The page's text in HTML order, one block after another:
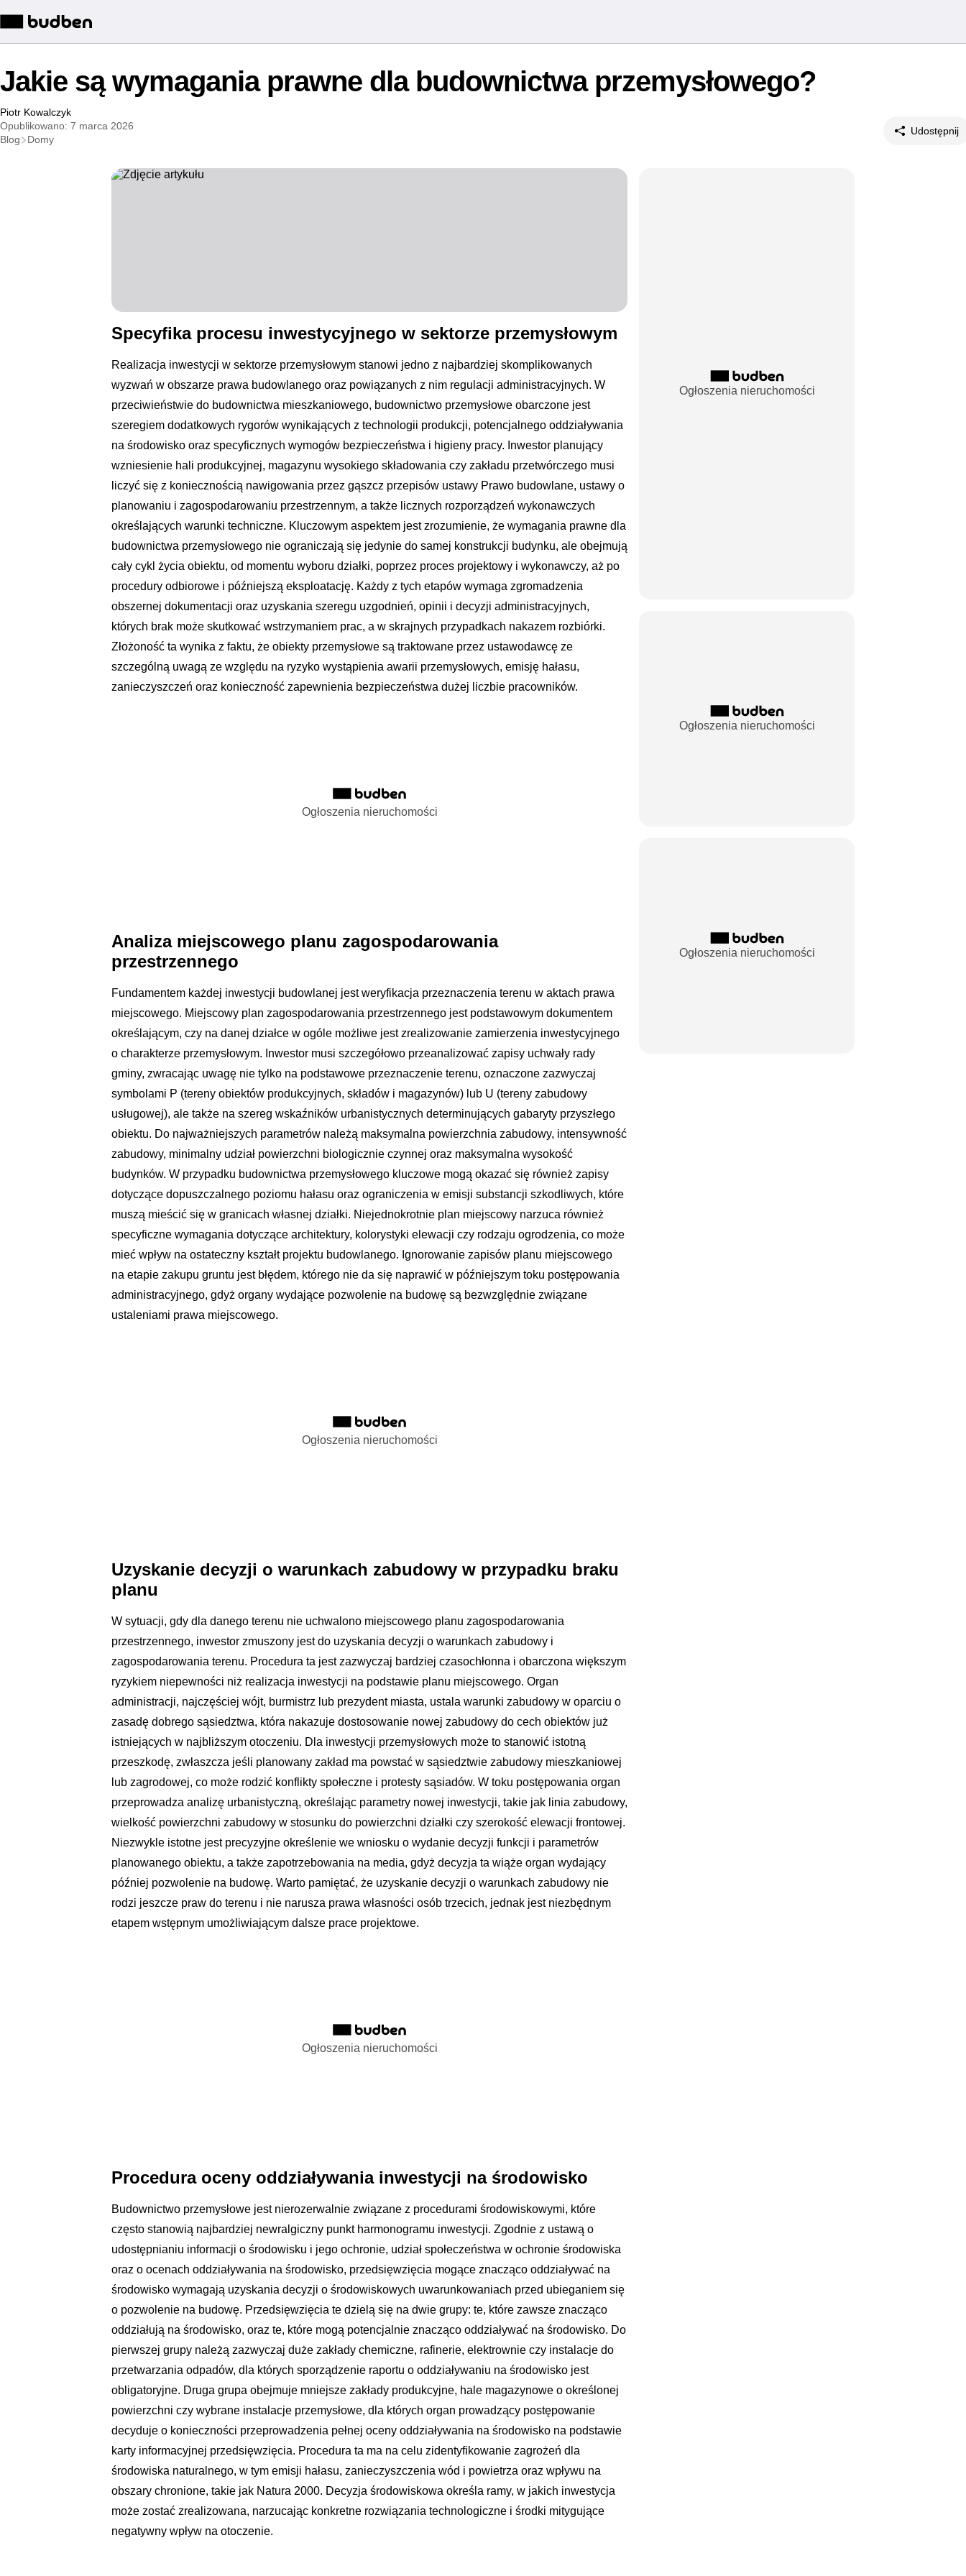
Jakie są wymagania prawne dla budownictwa przemysłowego?
Piotr Kowalczyk
Opublikowano: 7 marca 2026
Blog
Domy
Udostępnij
Specyfika procesu inwestycyjnego w sektorze przemysłowym
Realizacja inwestycji w sektorze przemysłowym stanowi jedno z najbardziej skomplikowanych
wyzwań w obszarze prawa budowlanego oraz powiązanych z nim regulacji administracyjnych. W
przeciwieństwie do budownictwa mieszkaniowego, budownictwo przemysłowe obarczone jest
szeregiem dodatkowych rygorów wynikających z technologii produkcji, potencjalnego oddziaływania
na środowisko oraz specyficznych wymogów bezpieczeństwa i higieny pracy. Inwestor planujący
wzniesienie hali produkcyjnej, magazynu wysokiego składowania czy zakładu przetwórczego musi
liczyć się z koniecznością nawigowania przez gąszcz przepisów ustawy Prawo budowlane, ustawy o
planowaniu i zagospodarowaniu przestrzennym, a także licznych rozporządzeń wykonawczych
określających warunki techniczne. Kluczowym aspektem jest zrozumienie, że wymagania prawne dla
budownictwa przemysłowego nie ograniczają się jedynie do samej konstrukcji budynku, ale obejmują
cały cykl życia obiektu, od momentu wyboru działki, poprzez proces projektowy i wykonawczy, aż po
procedury odbiorowe i późniejszą eksploatację. Każdy z tych etapów wymaga zgromadzenia
obszernej dokumentacji oraz uzyskania szeregu uzgodnień, opinii i decyzji administracyjnych,
których brak może skutkować wstrzymaniem prac, a w skrajnych przypadkach nakazem rozbiórki.
Złożoność ta wynika z faktu, że obiekty przemysłowe są traktowane przez ustawodawcę ze
szczególną uwagą ze względu na ryzyko wystąpienia awarii przemysłowych, emisję hałasu,
zanieczyszczeń oraz konieczność zapewnienia bezpieczeństwa dużej liczbie pracowników.
Ogłoszenia nieruchomości
Analiza miejscowego planu zagospodarowania
przestrzennego
Fundamentem każdej inwestycji budowlanej jest weryfikacja przeznaczenia terenu w aktach prawa
miejscowego. Miejscowy plan zagospodarowania przestrzennego jest podstawowym dokumentem
określającym, czy na danej działce w ogóle możliwe jest zrealizowanie zamierzenia inwestycyjnego
o charakterze przemysłowym. Inwestor musi szczegółowo przeanalizować zapisy uchwały rady
gminy, zwracając uwagę nie tylko na podstawowe przeznaczenie terenu, oznaczone zazwyczaj
symbolami P (tereny obiektów produkcyjnych, składów i magazynów) lub U (tereny zabudowy
usługowej), ale także na szereg wskaźników urbanistycznych determinujących gabaryty przyszłego
obiektu. Do najważniejszych parametrów należą maksymalna powierzchnia zabudowy, intensywność
zabudowy, minimalny udział powierzchni biologicznie czynnej oraz maksymalna wysokość
budynków. W przypadku budownictwa przemysłowego kluczowe mogą okazać się również zapisy
dotyczące dopuszczalnego poziomu hałasu oraz ograniczenia w emisji substancji szkodliwych, które
muszą mieścić się w granicach własnej działki. Niejednokrotnie plan miejscowy narzuca również
specyficzne wymagania dotyczące architektury, kolorystyki elewacji czy rodzaju ogrodzenia, co może
mieć wpływ na ostateczny kształt projektu budowlanego. Ignorowanie zapisów planu miejscowego
na etapie zakupu gruntu jest błędem, którego nie da się naprawić w późniejszym toku postępowania
administracyjnego, gdyż organy wydające pozwolenie na budowę są bezwzględnie związane
ustaleniami prawa miejscowego.
Ogłoszenia nieruchomości
Uzyskanie decyzji o warunkach zabudowy w przypadku braku
planu
W sytuacji, gdy dla danego terenu nie uchwalono miejscowego planu zagospodarowania
przestrzennego, inwestor zmuszony jest do uzyskania decyzji o warunkach zabudowy i
zagospodarowania terenu. Procedura ta jest zazwyczaj bardziej czasochłonna i obarczona większym
ryzykiem niepewności niż realizacja inwestycji na podstawie planu miejscowego. Organ
administracji, najczęściej wójt, burmistrz lub prezydent miasta, ustala warunki zabudowy w oparciu o
zasadę dobrego sąsiedztwa, która nakazuje dostosowanie nowej zabudowy do cech obiektów już
istniejących w najbliższym otoczeniu. Dla inwestycji przemysłowych może to stanowić istotną
przeszkodę, zwłaszcza jeśli planowany zakład ma powstać w sąsiedztwie zabudowy mieszkaniowej
lub zagrodowej, co może rodzić konflikty społeczne i protesty sąsiadów. W toku postępowania organ
przeprowadza analizę urbanistyczną, określając parametry nowej inwestycji, takie jak linia zabudowy,
wielkość powierzchni zabudowy w stosunku do powierzchni działki czy szerokość elewacji frontowej.
Niezwykle istotne jest precyzyjne określenie we wniosku o wydanie decyzji funkcji i parametrów
planowanego obiektu, a także zapotrzebowania na media, gdyż decyzja ta wiąże organ wydający
później pozwolenie na budowę. Warto pamiętać, że uzyskanie decyzji o warunkach zabudowy nie
rodzi jeszcze praw do terenu i nie narusza prawa własności osób trzecich, jednak jest niezbędnym
etapem wstępnym umożliwiającym dalsze prace projektowe.
Ogłoszenia nieruchomości
Procedura oceny oddziaływania inwestycji na środowisko
Budownictwo przemysłowe jest nierozerwalnie związane z procedurami środowiskowymi, które
często stanowią najbardziej newralgiczny punkt harmonogramu inwestycji. Zgodnie z ustawą o
udostępnianiu informacji o środowisku i jego ochronie, udział społeczeństwa w ochronie środowiska
oraz o ocenach oddziaływania na środowisko, przedsięwzięcia mogące znacząco oddziaływać na
środowisko wymagają uzyskania decyzji o środowiskowych uwarunkowaniach przed ubieganiem się
o pozwolenie na budowę. Przedsięwzięcia te dzielą się na dwie grupy: te, które zawsze znacząco
oddziałują na środowisko, oraz te, które mogą potencjalnie znacząco oddziaływać na środowisko. Do
pierwszej grupy należą zazwyczaj duże zakłady chemiczne, rafinerie, elektrownie czy instalacje do
przetwarzania odpadów, dla których sporządzenie raportu o oddziaływaniu na środowisko jest
obligatoryjne. Druga grupa obejmuje mniejsze zakłady produkcyjne, hale magazynowe o określonej
powierzchni czy wybrane instalacje przemysłowe, dla których organ prowadzący postępowanie
decyduje o konieczności przeprowadzenia pełnej oceny oddziaływania na środowisko na podstawie
karty informacyjnej przedsięwzięcia. Procedura ta ma na celu zidentyfikowanie zagrożeń dla
środowiska naturalnego, w tym emisji hałasu, zanieczyszczenia wód i powietrza oraz wpływu na
obszary chronione, takie jak Natura 2000. Decyzja środowiskowa określa ramy, w jakich inwestycja
może zostać zrealizowana, narzucając konkretne rozwiązania technologiczne i środki mitygujące
negatywny wpływ na otoczenie.
Ogłoszenia nieruchomości
Ogłoszenia nieruchomości
Ogłoszenia nieruchomości